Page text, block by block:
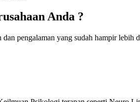
Anda ?
pengalaman yang sudah hampir lebih